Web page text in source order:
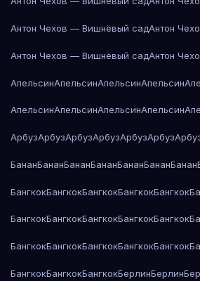
Антон Чехов — Вишнёвый садАнтон
Антон Чехов — Вишнёвый садАнтон
АпельсинАпельсинАпельсинАпельсин
АпельсинАпельсинАпельсинАпельсин
АрбузАрбузАрбузАрбузАрбузАрбуз
БананБананБананБананБананБананБанан
БангкокБангкокБангкокБангкокБангкок
БангкокБангкокБангкокБангкокБангкок
БангкокБангкокБангкокБангкокБангкок
БангкокБангкокБангкокБерлинБерлин